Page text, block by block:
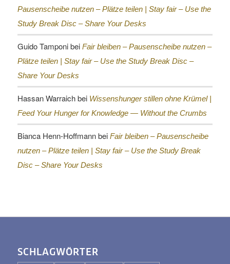
Pausenscheibe nutzen – Plätze teilen | Stay fair – Use the
Study Break Disc – Share Your Desks
Guido Tamponibei Fair bleiben – Pausenscheibe nutzen –
Plätze teilen | Stay fair – Use the Study Break Disc –
Share Your Desks
Hassan Warraichbei Wissenshunger stillen ohne Krümel |
Feed Your Hunger for Knowledge — Without the Crumbs
Bianca Henn-Hoffmannbei Fair bleiben – Pausenscheibe
nutzen – Plätze teilen | Stay fair – Use the Study Break
Disc – Share Your Desks
SCHLAGWÖRTER